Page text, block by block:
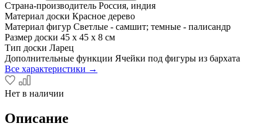
Страна-производитель Россия, индия
Материал доски Красное дерево
Материал фигур Светлые - самшит; темные - палисандр
Размер доски 45 х 45 х 8 см
Тип доски Ларец
Дополнительные функции Ячейки под фигуры из бархата
Все характеристики →
Нет в наличии
Описание